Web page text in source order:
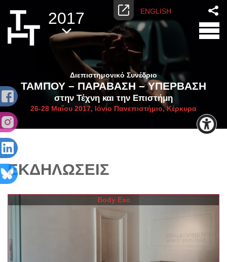
2017 ENGLISH
Διεπιστημονικό Συνέδριο
ΤΑΜΠΟΥ – ΠΑΡΑΒΑΣΗ – ΥΠΕΡΒΑΣΗ
στην Τέχνη και την Επιστήμη
26-28 Μαΐου 2017, Ιόνιο Πανεπιστήμιο, Κέρκυρα
ΕΚΔΗΛΩΣΕΙΣ
Body Esc